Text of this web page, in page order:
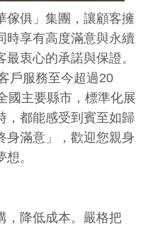
傢俱」集團，讓顧客擁
時享有高度滿意與永續
衷心的承諾與保證。
戶服務至今超過20
國主要縣市，標準化展
，都能感受到賓至如歸
身滿意」，歡迎您親身
。
，降低成本。嚴格把